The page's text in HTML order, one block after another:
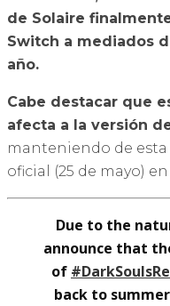
de Solaire
Switch a mediados
año.
Cabe destacar que
afecta a la versión
manteniendo de
oficial (25 de mayo)
Due to the
announce that
of
back to